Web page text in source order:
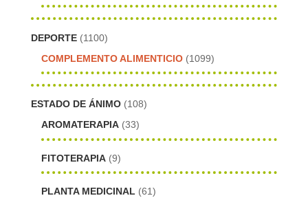
DEPORTE (1100)
COMPLEMENTO ALIMENTICIO (1099)
ESTADO DE ÁNIMO (108)
AROMATERAPIA (33)
FITOTERAPIA (9)
PLANTA MEDICINAL (61)